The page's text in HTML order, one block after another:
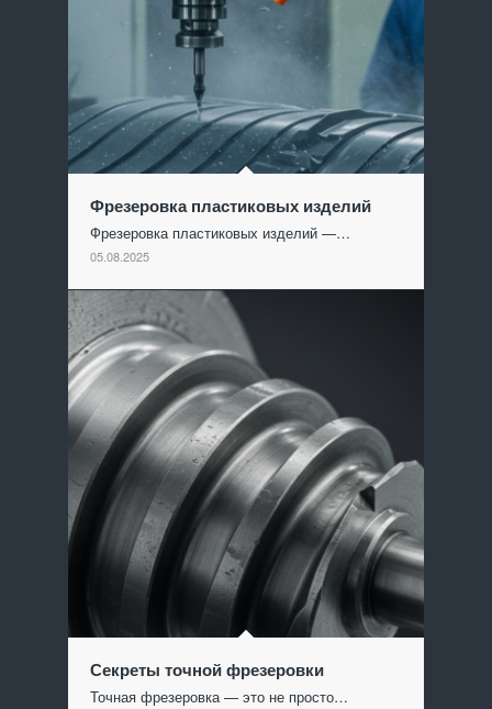
Фрезеровка пластиковых изделий
Фрезеровка пластиковых изделий —…
05.08.2025
Секреты точной фрезеровки
Точная фрезеровка — это не просто…